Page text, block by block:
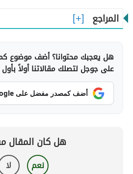
المراجع
هل يعجبك محتوانا؟ أضف موضوع
على جوجل لتصلك مقالاتنا أولاً
أضف كمصدر مفضل على Google
هل كان المقال
نعم لا